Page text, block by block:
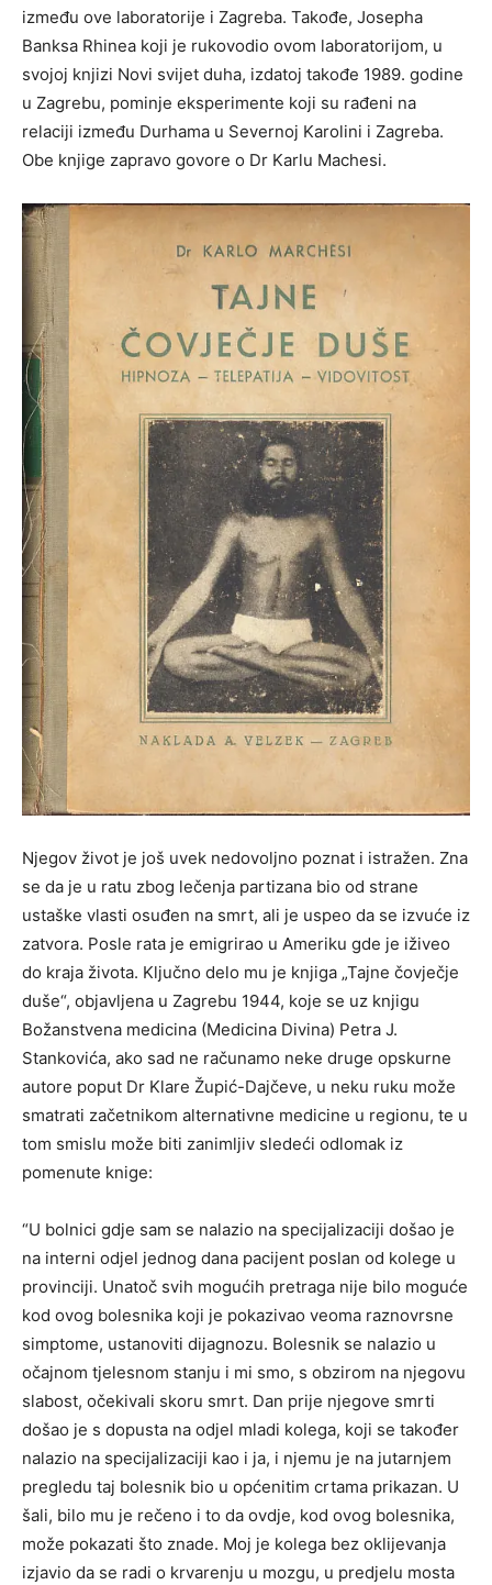
između ove laboratorije i Zagreba. Takođe, Josepha
Banksa Rhinea koji je rukovodio ovom laboratorijom, u
svojoj knjizi Novi svijet duha, izdatoj takođe 1989. godine
u Zagrebu, pominje eksperimente koji su rađeni na
relaciji između Durhama u Severnoj Karolini i Zagreba.
Obe knjige zapravo govore o Dr Karlu Machesi.
Njegov život je još uvek nedovoljno poznat i istražen. Zna
se da je u ratu zbog lečenja partizana bio od strane
ustaške vlasti osuđen na smrt, ali je uspeo da se izvuće iz
zatvora. Posle rata je emigrirao u Ameriku gde je iživeo
do kraja života. Ključno delo mu je knjiga „Tajne čovječje
duše“, objavljena u Zagrebu 1944, koje se uz knjigu
Božanstvena medicina (Medicina Divina) Petra J.
Stankovića, ako sad ne računamo neke druge opskurne
autore poput Dr Klare Župić-Dajčeve, u neku ruku može
smatrati začetnikom alternativne medicine u regionu, te u
tom smislu može biti zanimljiv sledeći odlomak iz
pomenute knige:
“U bolnici gdje sam se nalazio na specijalizaciji došao je
na interni odjel jednog dana pacijent poslan od kolege u
provinciji. Unatoč svih mogućih pretraga nije bilo moguće
kod ovog bolesnika koji je pokazivao veoma raznovrsne
simptome, ustanoviti dijagnozu. Bolesnik se nalazio u
očajnom tjelesnom stanju i mi smo, s obzirom na njegovu
slabost, očekivali skoru smrt. Dan prije njegove smrti
došao je s dopusta na odjel mladi kolega, koji se također
nalazio na specijalizaciji kao i ja, i njemu je na jutarnjem
pregledu taj bolesnik bio u općenitim crtama prikazan. U
šali, bilo mu je rečeno i to da ovdje, kod ovog bolesnika,
može pokazati što znade. Moj je kolega bez oklijevanja
izjavio da se radi o krvarenju u mozgu, u predjelu mosta